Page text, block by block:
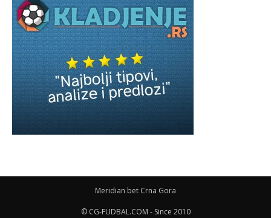
Meridian bet Crna Gora
© CG-FUDBAL.COM - Since 2010